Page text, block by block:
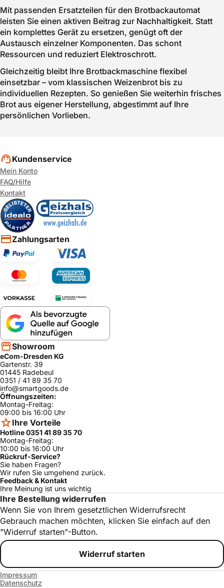
Mit passenden Ersatzteilen für den Brotbackautomat
leisten Sie einen aktiven Beitrag zur Nachhaltigkeit. Statt
ein komplettes Gerät zu ersetzen, genügt oft der
Austausch einzelner Komponenten. Das schont
Ressourcen und reduziert Elektroschrott.
Gleichzeitig bleibt Ihre Brotbackmaschine flexibel
einsetzbar – vom klassischen Weizenbrot bis zu
individuellen Rezepten. So genießen Sie weiterhin frisches
Brot aus eigener Herstellung, abgestimmt auf Ihre
persönlichen Vorlieben.
Kundenservice
Mein Konto
FAQ/Hilfe
Kontakt
Zahlungsarten
Showroom
eCom-Dresden KG
Gartenstr. 39
01445 Radebeul
0351 / 41 89 35 70
info@smartgoods.de
Öffnungszeiten:
Montag-Freitag:
09:00 bis 16:00 Uhr
Ihre Vorteile
Hotline 0351 41 89 35 70
Montag-Freitag:
10:00 bis 16:00 Uhr
Rückruf-Service?
Sie haben Fragen?
Wir rufen Sie umgehend zurück.
Feedback & Kontakt
Ihre Meinung ist uns wichtig
Ihre Bestellung widerrufen
Wenn Sie von Ihrem gesetztlichen Widerrufsrecht
Gebrauch machen möchten, klicken Sie einfach auf den
"Widerruf starten"-Button.
Widerruf starten
Impressum
Datenschutz